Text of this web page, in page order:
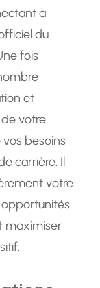
à
du
fois
et
de votre
besoins
carrière. Il
votre
opportunités
maximiser